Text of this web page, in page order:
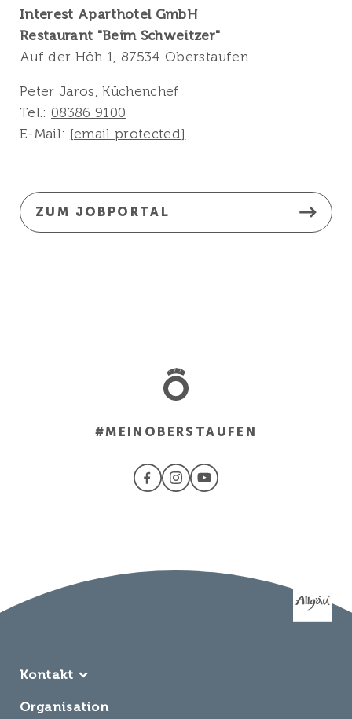
Interest Aparthotel GmbH
Restaurant "Beim Schweitzer"
Auf der Höh 1, 87534 Oberstaufen
Peter Jaros, Küchenchef
Tel.:08386 9100
E-Mail: [email protected]
ZUM JOBPORTAL
#MEINOBERSTAUFEN
Kontakt
Marketing GmbH – OTM
Organisation